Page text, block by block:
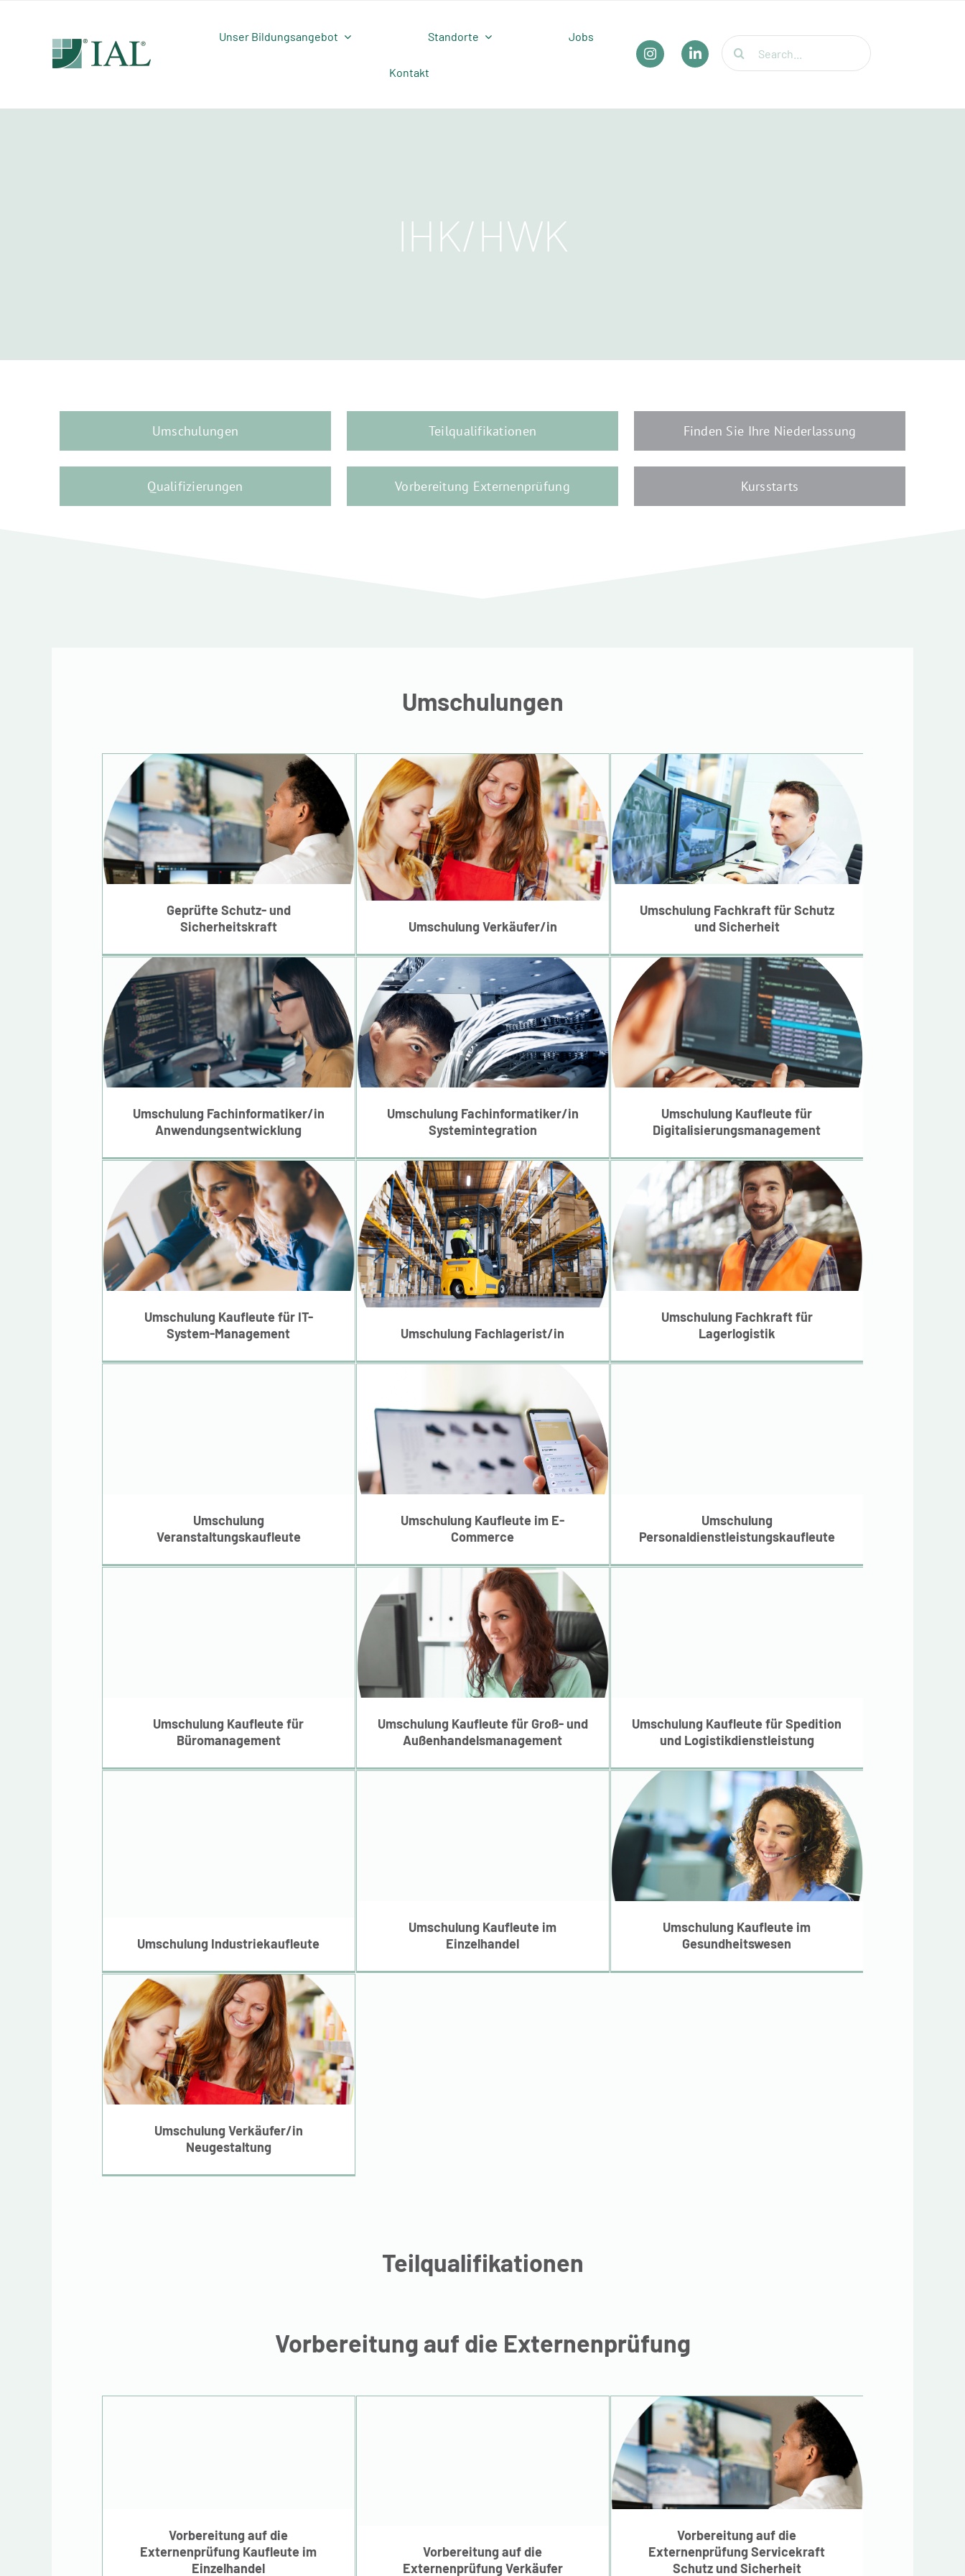
Unser Bildungsangebot Standorte Jobs
Kontakt
Suche
nach:
IHK/HWK
Umschulungen
Qualifizierungen
Teilqualifikationen
Vorbereitung Externenprüfung
Finden Sie Ihre Niederlassung
Kursstarts
Umschulungen
Geprüfte Schutz- und
Sicherheitskraft
Geprüfte Schutz- und
Sicherheitskraft
Umschulung
Verkäufer/in
Umschulung Verkäufer/in
Umschulung Fachkraft
für Schutz und
Umschulung Fachkraft für Schutz
und Sicherheit
Umschulung
Fachinformatiker/in
Umschulung Fachinformatiker/in
Anwendungsentwicklung
Umschulung
Fachinformatiker/in
Umschulung Fachinformatiker/in
Systemintegration
Umschulung Kaufleute
für
Umschulung Kaufleute für
Digitalisierungsmanagement
Umschulung Kaufleute
für IT-System-
Umschulung Kaufleute für IT-
System-Management
Umschulung
Fachlagerist/in
Umschulung Fachlagerist/in
Umschulung Fachkraft
für Lagerlogistik
Umschulung Fachkraft für
Lagerlogistik
Umschulung
Veranstaltungskaufleute
Umschulung Kaufleute
im E-Commerce
Umschulung Kaufleute im E-
Commerce
Umschulung
Personaldienstleistungskaufleute
Umschulung Kaufleute für
Büromanagement
Umschulung Kaufleute
für Groß- und
Umschulung Kaufleute für Groß- und
Außenhandelsmanagement
Umschulung Kaufleute für Spedition
und Logistikdienstleistung
Umschulung Industriekaufleute
Umschulung Kaufleute im
Einzelhandel
Umschulung Kaufleute
im Gesundheitswesen
Umschulung Kaufleute im
Gesundheitswesen
Umschulung
Verkäufer/in
Umschulung Verkäufer/in
Neugestaltung
Teilqualifikationen
Vorbereitung auf die Externenprüfung
Kaufleute im
Einzelhandel
Vorbereitung auf die
Externenprüfung Kaufleute im
Einzelhandel
Vorbereitung auf die
Externenprüfung Verkäufer
Vorbereitung auf die
Externenprüfung
Servicekraft Schutz
und Sicherheit
Vorbereitung auf die
Externenprüfung Servicekraft
Schutz und Sicherheit